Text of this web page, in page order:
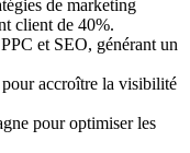
de marketing
client de 40%.
et SEO, générant un
accroître la visibilité
pour optimiser les